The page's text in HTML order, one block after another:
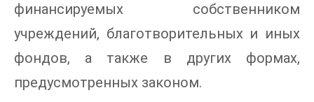
финансируемых собственником
учреждений, благотворительных и иных
фондов, а также в других формах,
предусмотренных законом.